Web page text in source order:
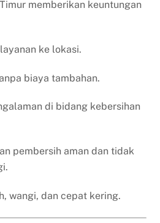
memberikan keuntungan
ke lokasi.
biaya tambahan.
di bidang kebersihan
pembersih aman dan tidak
wangi, dan cepat kering.